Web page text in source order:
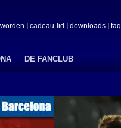
cadeau-lid downloads faq
DE FANCLUB